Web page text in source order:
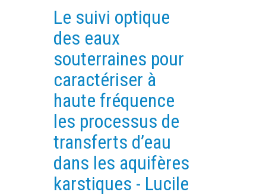
SCIENTIFIC FIELDS
RECRUITMENT
RESEARCH
GEOGRAPHIC LOCATIONS
CURRENT PROJECTS
COMPLETED PROJECTS
UMR NETWORKS
Le suivi optique
des eaux
souterraines pour
caractériser à
haute fréquence
les processus de
transferts d’eau
dans les aquifères
karstiques - Lucile